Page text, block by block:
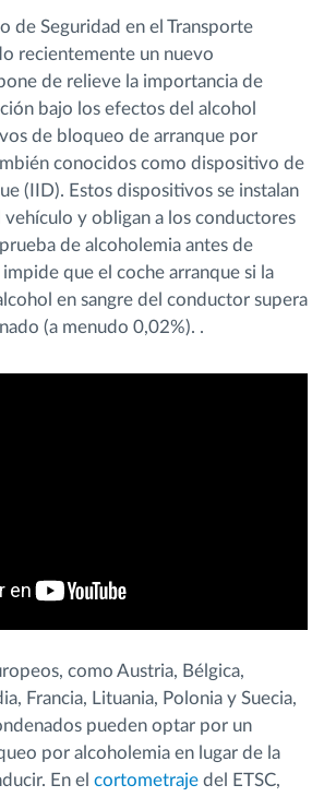
ayudar en el control de la
de Seguridad en el Transporte
recientemente un nuevo
de relieve la importancia de
bajo los efectos del alcohol
de bloqueo de arranque por
conocidos como dispositivo de
(IID). Estos dispositivos se instalan
y obligan a los conductores
de alcoholemia antes de
que el coche arranque si la
en sangre del conductor supera
(a menudo 0,02%). .
como Austria, Bélgica,
Francia, Lituania, Polonia y Suecia,
pueden optar por un
por alcoholemia en lugar de la
En el cortometraje del ETSC,